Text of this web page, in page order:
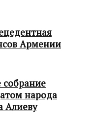
Армении
народа
Алиеву